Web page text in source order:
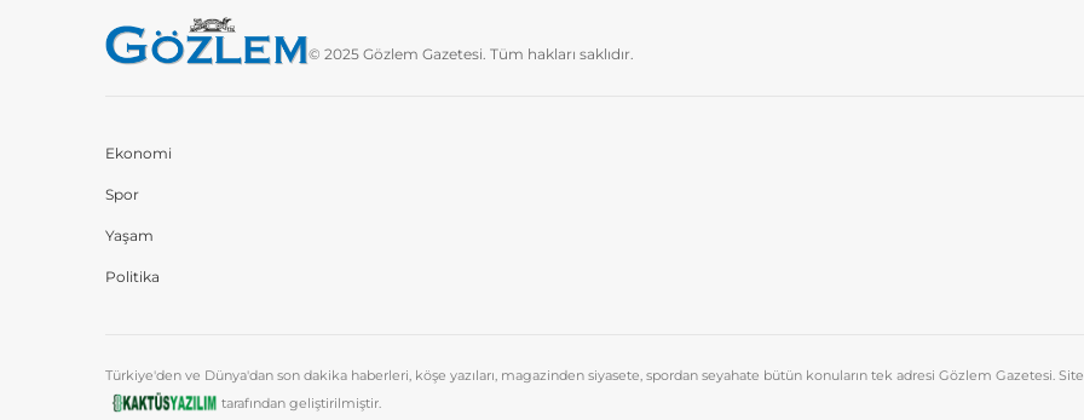
© 2025 Gözlem Gazetesi. Tüm hakları saklıdır.
Ekonomi
Spor
Yaşam
Politika
Türkiye'den ve Dünya'dan son dakika haberleri, köşe yazıları, magazinden siyasete, spordan seyahate bütün konuların tek adresi Gözlem Gazetesi.
tarafından geliştirilmiştir.